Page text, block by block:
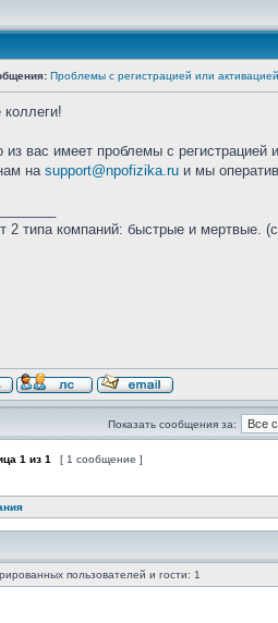
Проблемы с регистрацией или активацией
из вас имеет проблемы с регистрацией
на support@npofizika.ru и мы
2 типа компаний: быстрые и мертвые.
Показать сообщения за:
1 из 1 [ 1 сообщение ]
пользователей и гости: 1